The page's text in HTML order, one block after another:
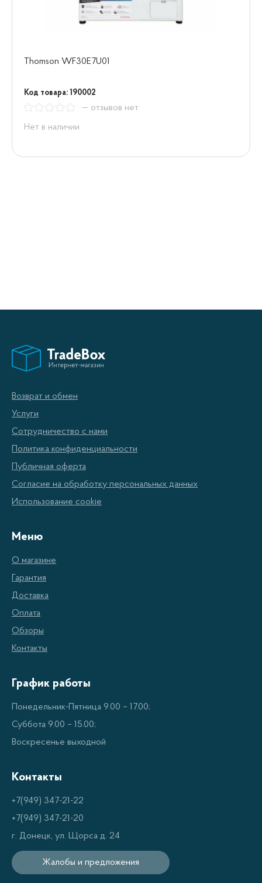
Thomson WF30E7U01
Код товара: 190002
— отзывов нет
Нет в наличии
Возврат и обмен
Услуги
Сотрудничество с нами
Политика конфиденциальности
Публичная оферта
Согласие на обработку персональных данных
Использование cookie
Меню
О магазине
Гарантия
Доставка
Оплата
Обзоры
Контакты
График работы
Понедельник-Пятница 9.00 – 17.00;
Суббота 9.00 – 15.00;
Воскресенье выходной
Контакты
+7(949) 347-21-22
+7(949) 347-21-20
г. Донецк, ул. Щорса д. 24
Жалобы и предложения